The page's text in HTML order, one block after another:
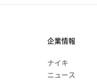
企業情報
ナイキ
ニュース